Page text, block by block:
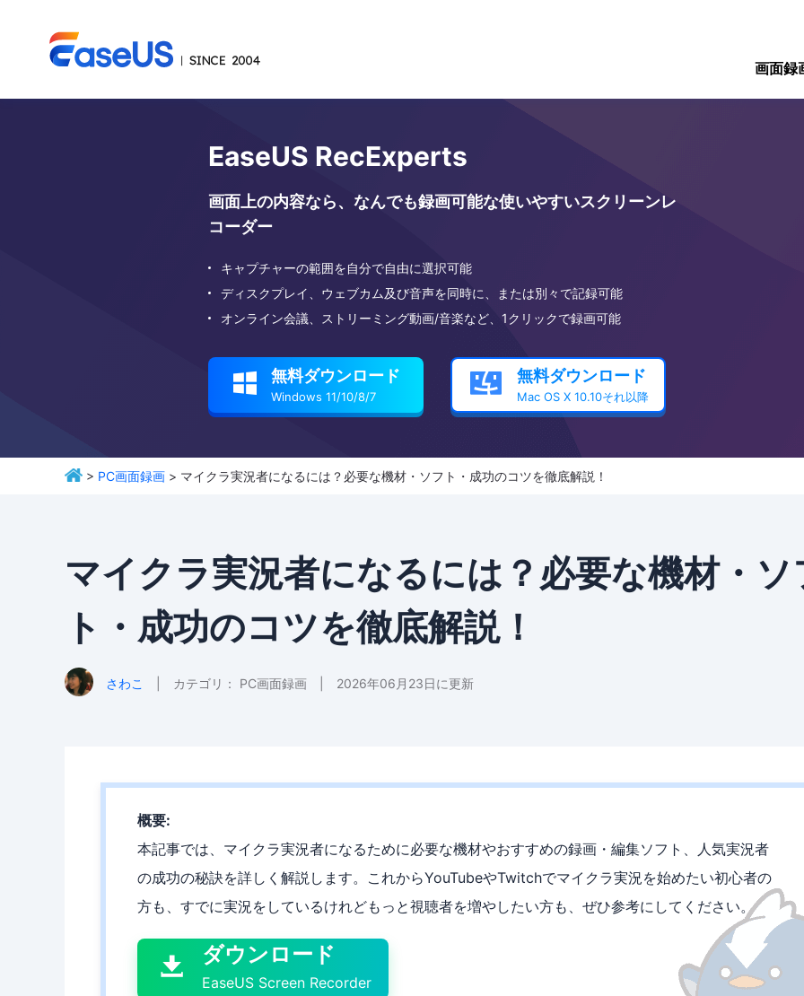
画面録
EaseUS RecExperts
画面上の内容なら、なんでも録画可能な使いやすいスクリーンレ
コーダー
キャプチャーの範囲を自分で自由に選択可能
ディスクプレイ、ウェブカム及び音声を同時に、または別々で記録可能
オンライン会議、ストリーミング動画/音楽など、1クリックで録画可能
 無料ダウンロード
Windows 11/10/8/7  無料ダウンロード
Mac OS X 10.10それ以降
> PC画面録画 > マイクラ実況者になるには？必要な機材・ソフト・成功のコツを徹底解説！
マイクラ実況者になるには？必要な機材・ソ
ト・成功のコツを徹底解説！
さわこ カテゴリ： PC画面録画 2026年06月23日に更新
概要:
本記事では、マイクラ実況者になるために必要な機材やおすすめの録画・編集ソフト、人気実況者
の成功の秘訣を詳しく解説します。これからYouTubeやTwitchでマイクラ実況を始めたい初心者の
方も、すでに実況をしているけれどもっと視聴者を増やしたい方も、ぜひ参考にしてください。

 ダウンロード
EaseUS Screen Recorder